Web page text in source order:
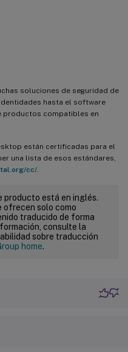
soluciones de seguridad de
hasta el software
productos compatibles en
están certificadas para el
una lista de esos estándares,
cc/
producto está en inglés.
ofrecen solo como
traducido de forma
consulte la
sobre traducción
home.